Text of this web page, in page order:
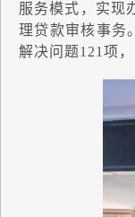
服务模式，实现
理贷款审核事务
解决问题121项